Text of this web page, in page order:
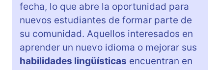
fecha, lo que abre la oportunidad para
nuevos estudiantes de formar parte de
su comunidad. Aquellos interesados en
aprender un nuevo idioma o mejorar sus
habilidades lingüísticas encuentran en